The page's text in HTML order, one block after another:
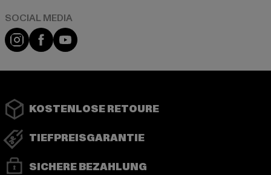
Instagram
FacebookYouTube
KOSTENLOSE RETOURE
TIEFPREISGARANTIE
SICHERE BEZAHLUNG